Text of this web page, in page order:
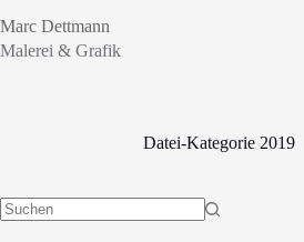
Inhalt
springen
Marc Dettmann
Malerei & Grafik
Datei-Kategorie2019